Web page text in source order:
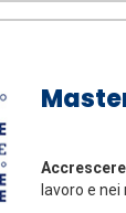
lavoro e